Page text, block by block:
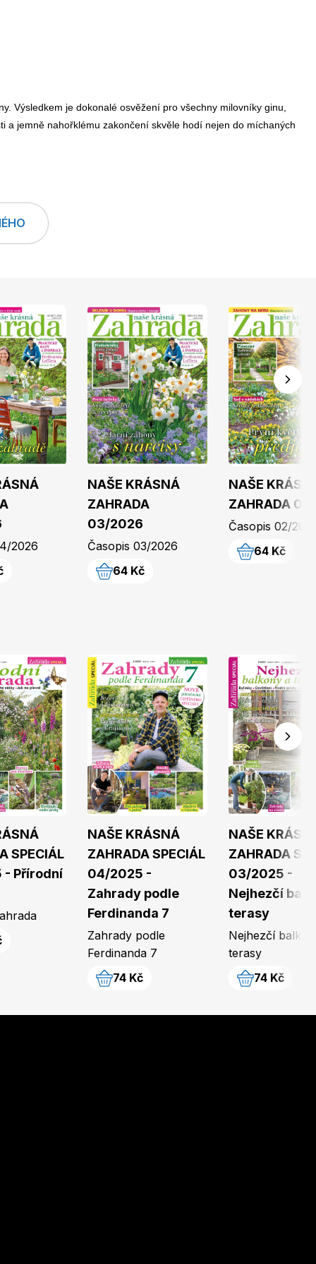
Burda Pletení
Výsledkem je dokonalé osvěžení pro všechny milovníky ginu,
jemně nahořklému zakončení skvěle hodí nejen do míchaných
2026
NAŠE KRÁSNÁ
ZAHRADA
03/2026
Časopis 03/2026
64 Kč
NAŠE
ZAHRADA
Časopis 02/
64 Kč
SPECIÁL
- Přírodní
NAŠE KRÁSNÁ
ZAHRADA SPECIÁL
04/2025 -
Zahrady podle
Ferdinanda 7
Zahrady podle
Ferdinanda 7
74 Kč
NAŠE
ZAHRADA
03/2025 -
Nejhezčí
terasy
Nejhezčí
terasy
74 Kč